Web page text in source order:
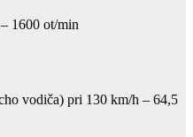
1600 ot/min
vodiča) pri 130 km/h – 64,5